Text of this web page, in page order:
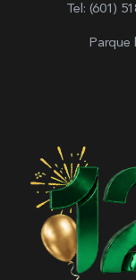
Tel: (601)
Parque